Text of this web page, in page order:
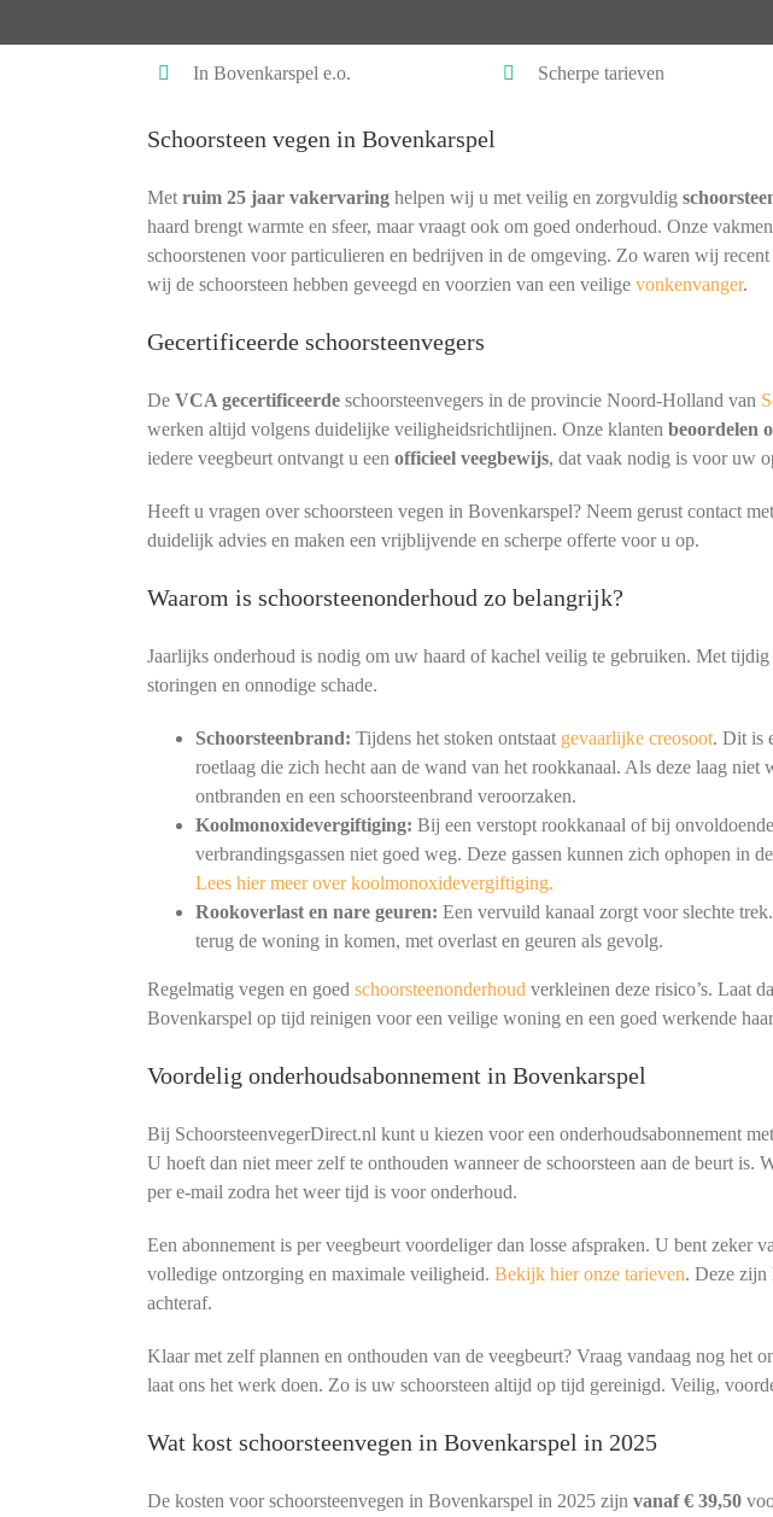
In Bovenkarspel e.o. Scherpe tarieven
Schoorsteen vegen in Bovenkarspel
Met ruim 25 jaar vakervaringhelpen wij u met veilig en zorgvuldig
haard brengt warmte en sfeer, maar vraagt ook om goed onderhoud. Onze
schoorstenen voor particulieren en bedrijven in de omgeving. Zo waren wij
wij de schoorsteen hebben geveegd en voorzien van een veilige vonkenvanger.
Gecertificeerde schoorsteenvegers
De VCA gecertificeerdeschoorsteenvegers in de provincie Noord-Holland van
werken altijd volgens duidelijke veiligheidsrichtlijnen. Onze klanten beoordelen
iedere veegbeurt ontvangt u een officieel veegbewijs, dat vaak nodig is voor uw
Heeft u vragen over schoorsteen vegen in Bovenkarspel? Neem gerust contact
duidelijk advies en maken een vrijblijvende en scherpe offerte voor u op.
Waarom is schoorsteenonderhoud zo belangrijk?
Jaarlijks onderhoud is nodig om uw haard of kachel veilig te gebruiken. Met
storingen en onnodige schade.
Schoorsteenbrand: Tijdens het stoken ontstaat gevaarlijke creosoot. Dit is
roetlaag die zich hecht aan de wand van het rookkanaal. Als deze laag
ontbranden en een schoorsteenbrand veroorzaken.
Koolmonoxidevergiftiging: Bij een verstopt rookkanaal of bij
verbrandingsgassen niet goed weg. Deze gassen kunnen zich ophopen in
Lees hier meer over koolmonoxidevergiftiging.
Rookoverlast en nare geuren: Een vervuild kanaal zorgt voor slechte
terug de woning in komen, met overlast en geuren als gevolg.
Regelmatig vegen en goed schoorsteenonderhoud verkleinen deze risico’s. Laat
Bovenkarspel op tijd reinigen voor een veilige woning en een goed werkende
Voordelig onderhoudsabonnement in Bovenkarspel
Bij SchoorsteenvegerDirect.nl kunt u kiezen voor een onderhoudsabonnement
U hoeft dan niet meer zelf te onthouden wanneer de schoorsteen aan de beurt is.
per e-mail zodra het weer tijd is voor onderhoud.
Een abonnement is per veegbeurt voordeliger dan losse afspraken. U bent zeker
volledige ontzorging en maximale veiligheid. Bekijk hier onze tarieven. Deze zijn
achteraf.
Klaar met zelf plannen en onthouden van de veegbeurt? Vraag vandaag nog het
laat ons het werk doen. Zo is uw schoorsteen altijd op tijd gereinigd. Veilig,
Wat kost schoorsteenvegen in Bovenkarspel in 2025
De kosten voor schoorsteenvegen in Bovenkarspel in 2025 zijn vanaf € 39,50